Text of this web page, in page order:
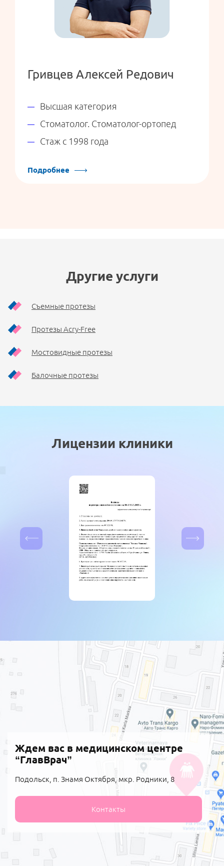
Гривцев Алексей Редович
Высшая категория
Стоматолог. Стоматолог-ортопед
Стаж с 1998 года
Подробнее
Другие услуги
Съемные протезы
Протезы Acry-Free
Мостовидные протезы
Балочные протезы
Лицензии клиники
Ждем вас в медицинском центре
“ГлавВрач”
Подольск, п. Знамя Октября, мкр. Родники, 8
Контакты